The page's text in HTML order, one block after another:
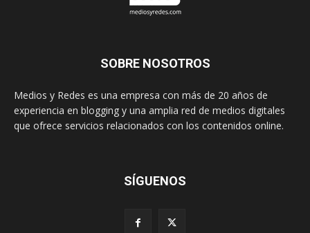
SOBRE NOSOTROS
Medios y Redes es una empresa con más de 20 años de
experiencia en blogging y una amplia red de medios digitales
que ofrece servicios relacionados con los contenidos online.
SÍGUENOS